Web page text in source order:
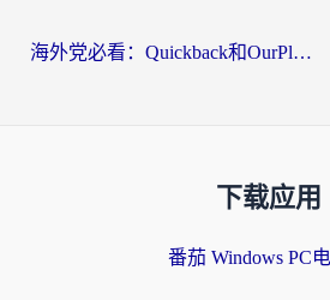
海外党必看：Quickback和OurPlay好用吗？3分钟选对回国加速器，无缝刷剧玩游戏
下载应用
番茄 Windows PC